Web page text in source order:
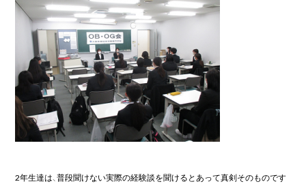
2年生達は、普段聞けない実際の経験談を聞けるとあって真剣そのものです